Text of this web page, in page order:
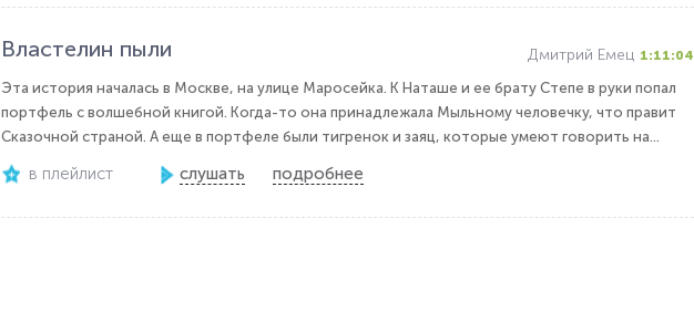
Властелин пыли Дмитрий Емец 1:11:04
Эта история началась в Москве, на улице Маросейка. К Наташе и ее брату Степе в руки попал
портфель с волшебной книгой. Когда-то она принадлежала Мыльному человечку, что правит
Сказочной страной. А еще в портфеле были тигренок и заяц, которые умеют говорить на...
в плейлист слушать подробнее